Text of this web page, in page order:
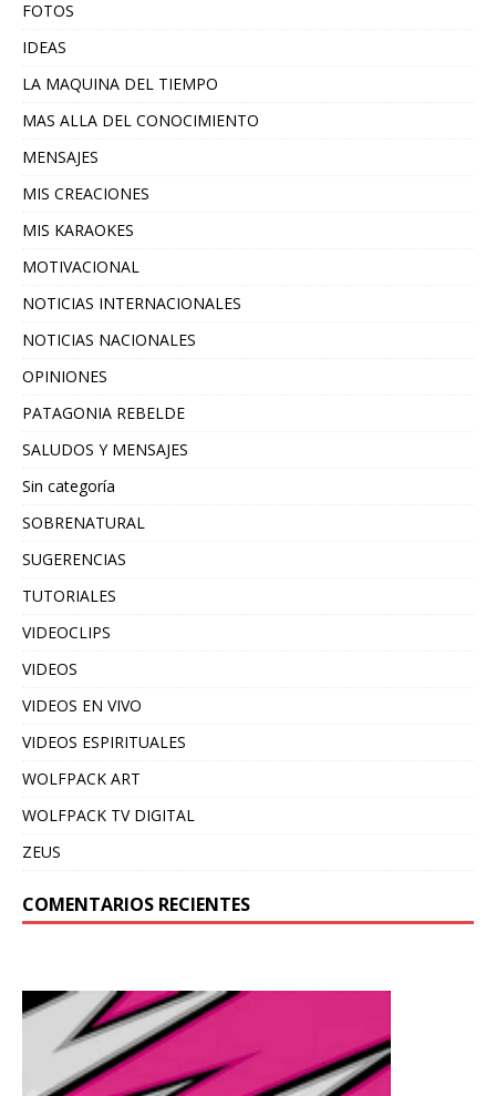
FOTOS
IDEAS
LA MAQUINA DEL TIEMPO
MAS ALLA DEL CONOCIMIENTO
MENSAJES
MIS CREACIONES
MIS KARAOKES
MOTIVACIONAL
NOTICIAS INTERNACIONALES
NOTICIAS NACIONALES
OPINIONES
PATAGONIA REBELDE
SALUDOS Y MENSAJES
Sin categoría
SOBRENATURAL
SUGERENCIAS
TUTORIALES
VIDEOCLIPS
VIDEOS
VIDEOS EN VIVO
VIDEOS ESPIRITUALES
WOLFPACK ART
WOLFPACK TV DIGITAL
ZEUS
COMENTARIOS RECIENTES